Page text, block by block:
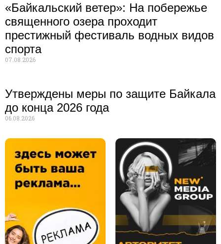
«Байкальский ветер»: На побережье
священного озера проходит
престижный фестиваль водных видов
спорта
07.08.2026
Утверждены меры по защите Байкала
до конца 2026 года
06.08.2026